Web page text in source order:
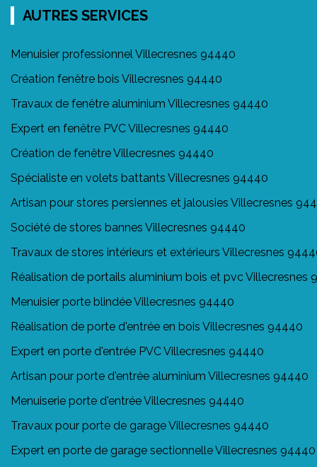
AUTRES SERVICES
Menuisier professionnel Villecresnes 94440
Création fenêtre bois Villecresnes 94440
Travaux de fenêtre aluminium Villecresnes 94440
Expert en fenêtre PVC Villecresnes 94440
Création de fenêtre Villecresnes 94440
Spécialiste en volets battants Villecresnes 94440
Artisan pour stores persiennes et jalousies Villecresnes
Société de stores bannes Villecresnes 94440
Travaux de stores intérieurs et extérieurs Villecresnes
Réalisation de portails aluminium bois et pvc Villecresnes
Menuisier porte blindée Villecresnes 94440
Réalisation de porte d'entrée en bois Villecresnes 94440
Expert en porte d'entrée PVC Villecresnes 94440
Artisan pour porte d'entrée aluminium Villecresnes 94440
Menuiserie porte d'entrée Villecresnes 94440
Travaux pour porte de garage Villecresnes 94440
Expert en porte de garage sectionnelle Villecresnes 94440